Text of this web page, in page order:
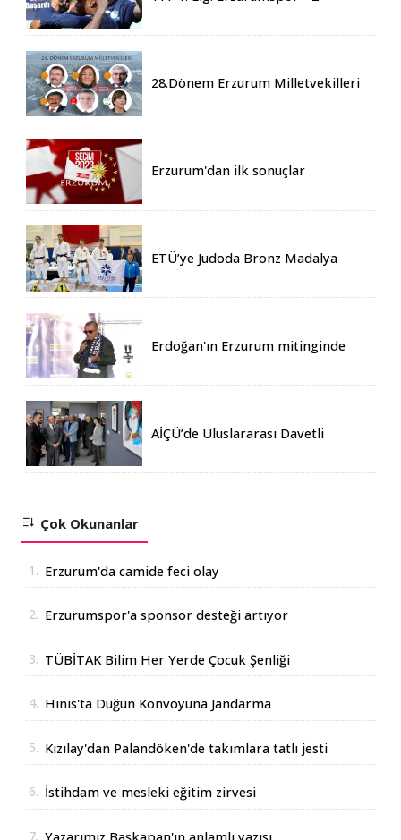
28.Dönem Erzurum Milletvekilleri
Erzurum'dan ilk sonuçlar
ETÜ’ye Judoda Bronz Madalya
Erdoğan'ın Erzurum mitinginde
AİÇÜ’de Uluslararası Davetli
Çok Okunanlar
1. Erzurum'da camide feci olay
2. Erzurumspor'a sponsor desteği artıyor
3. TÜBİTAK Bilim Her Yerde Çocuk Şenliği
4. Hınıs'ta Düğün Konvoyuna Jandarma
5. Kızılay'dan Palandöken'de takımlara tatlı jesti
6. İstihdam ve mesleki eğitim zirvesi
7. Yazarımız Başkapan'ın anlamlı yazısı...